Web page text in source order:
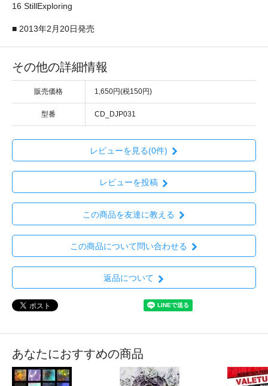
16 StillExploring
■ 2013年2月20日発売
その他の詳細情報
販売価格 1,650円(税150円)
型番 CD_DJP031
レビューを見る(0件)
レビューを投稿
この商品を友達に教える
この商品について問い合わせる
返品について
あなたにおすすめの商品